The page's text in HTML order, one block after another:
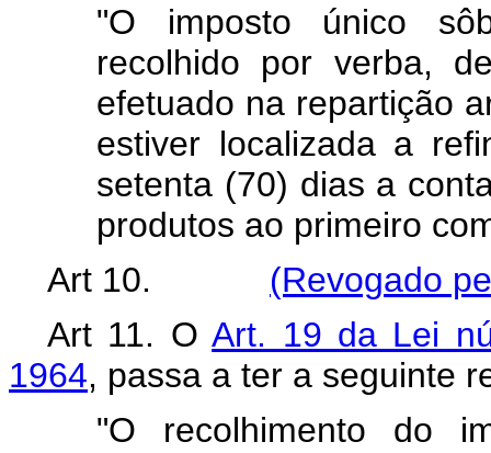
"O imposto único
recolhido por verba,
efetuado na repartição
estiver localizada a
setenta (70) dias a
produtos ao primeiro
Art 10. (Revogado
Art 11. OArt. 19 da Lei
1964, passa a ter a seguinte
"O recolhimento do